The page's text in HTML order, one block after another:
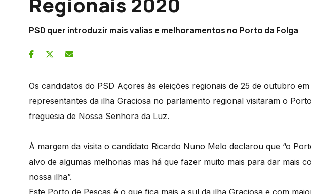
PSD quer introduzir mais valias e melhoramentos no Porto da Folga
Os candidatos do PSD Açores às eleições regionais de 25 de outubro
representantes da ilha Graciosa no parlamento regional visitaram o
freguesia de Nossa Senhora da Luz.
À margem da visita o candidato Ricardo Nuno Melo declarou que “o
alvo de algumas melhorias mas há que fazer muito mais para dar mais
nossa ilha”.
Este Porto de Pescas é o que fica mais a sul da ilha Graciosa e com